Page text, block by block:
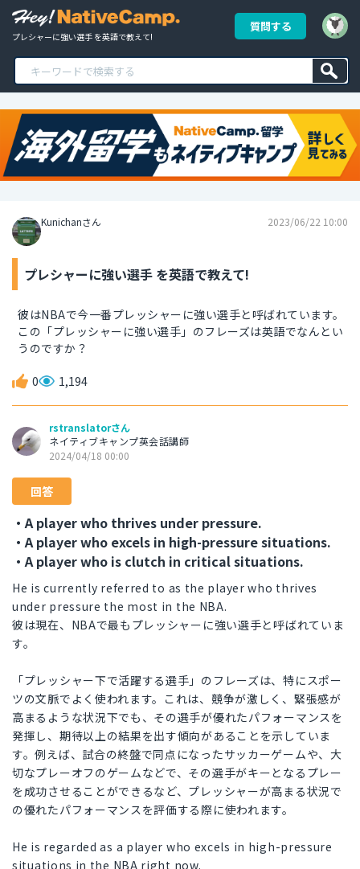
プレシャーに強い選手 を英語で教えて!
質問する
Kunichanさん 2023/06/22 10:00
プレシャーに強い選手 を英語で教えて!
彼はNBAで今一番プレッシャーに強い選手と呼ばれています。
この「プレッシャーに強い選手」のフレーズは英語でなんとい
うのですか？
0 1,194
rstranslatorさん
ネイティブキャンプ英会話講師
2024/04/18 00:00
回答
・A player who thrives under pressure.
・A player who excels in high-pressure situations.
・A player who is clutch in critical situations.
He is currently referred to as the player who thrives
under pressure the most in the NBA.
彼は現在、NBAで最もプレッシャーに強い選手と呼ばれていま
す。
「プレッシャー下で活躍する選手」のフレーズは、特にスポー
ツの文脈でよく使われます。これは、競争が激しく、緊張感が
高まるような状況下でも、その選手が優れたパフォーマンスを
発揮し、期待以上の結果を出す傾向があることを示していま
す。例えば、試合の終盤で同点になったサッカーゲームや、大
切なプレーオフのゲームなどで、その選手がキーとなるプレー
を成功させることができるなど、プレッシャーが高まる状況で
の優れたパフォーマンスを評価する際に使われます。
He is regarded as a player who excels in high-pressure
situations in the NBA right now.